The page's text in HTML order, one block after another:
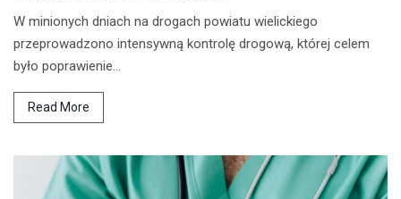
W minionych dniach na drogach powiatu wielickiego
przeprowadzono intensywną kontrolę drogową, której celem
było poprawienie…
Read More